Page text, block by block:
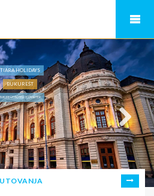
TIARA HOLIDAYS
BUKUREŠT
BUKUREŠT HOTELI 3*, CHARTER